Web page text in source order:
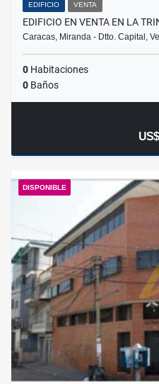
EDIFICIO VENTA
EDIFICIO EN VENTA EN LA
Caracas, Miranda - Dtto. Capital,
0 Habitaciones
0 Baños
DISPONIBLE